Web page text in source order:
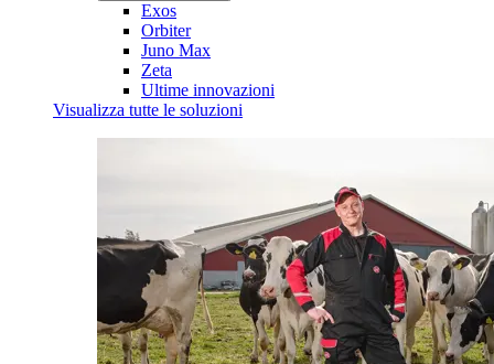
Exos
Orbiter
Juno Max
Zeta
Ultime innovazioni
Visualizza tutte le soluzioni